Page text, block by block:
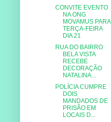
CONVITE EVENTO
NA ONG
MOVAMUS PARA
TERÇA-FEIRA
DIA 21
RUA DO BAIRRO
BELA VISTA
RECEBE
DECORAÇÃO
NATALINA...
POLÍCIA CUMPRE
DOIS
MANDADOS DE
PRISÃO EM
LOCAIS D...